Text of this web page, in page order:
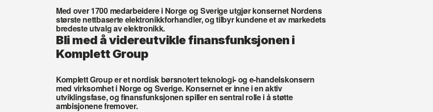
Med over 1700 medarbeidere i Norge og Sverige utgjør konsernet Nordens
største nettbaserte elektronikkforhandler, og tilbyr kundene et av markedets
bredeste utvalg av elektronikk.
Bli med å videreutvikle finansfunksjonen i
Komplett Group
Komplett Group er et nordisk børsnotert teknologi- og e-handelskonsern
med virksomhet i Norge og Sverige. Konsernet er inne i en aktiv
utviklingsfase, og finansfunksjonen spiller en sentral rolle i å støtte
ambisjonene fremover.